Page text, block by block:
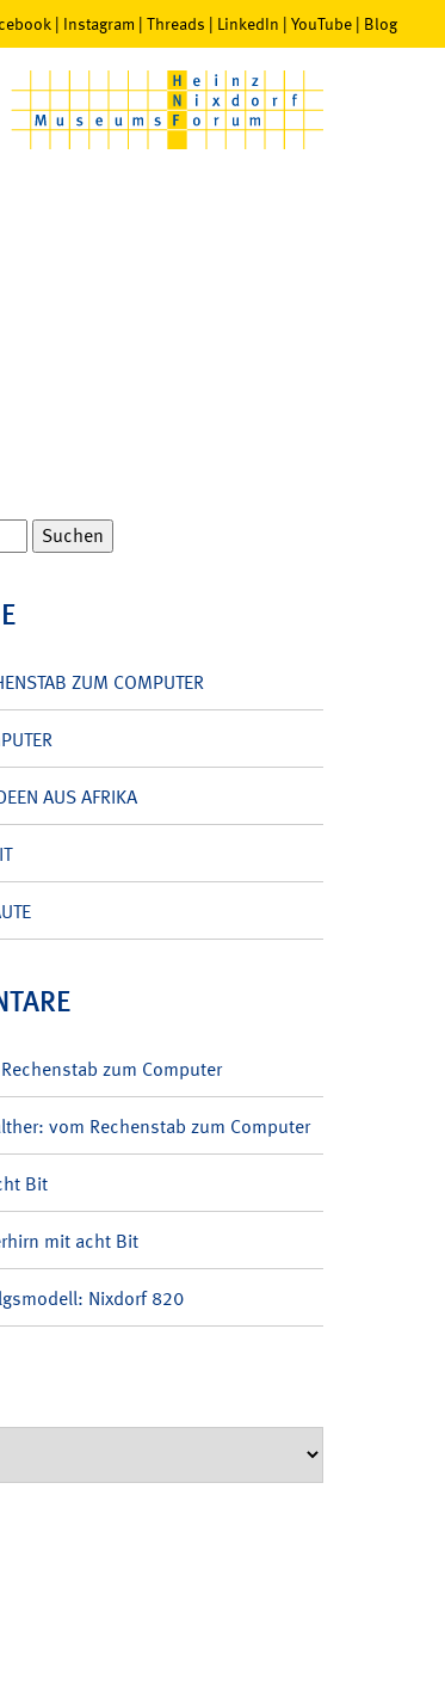
| Instagram | Threads | LinkedIn | YouTube | Blog
ZUM COMPUTER
AUS AFRIKA
zum Computer
vom Rechenstab zum Computer
Bit
mit acht Bit
Nixdorf 820